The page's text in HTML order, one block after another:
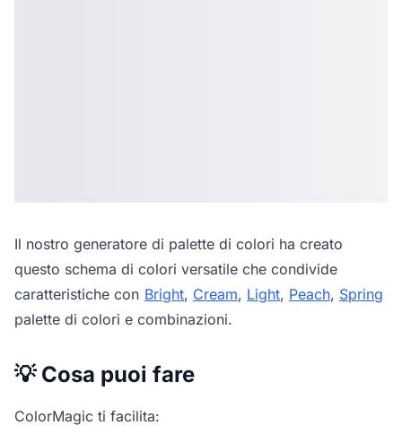
Il nostro generatore di palette di colori ha creato
questo schema di colori versatile che condivide
caratteristiche con Bright, Cream, Light, Peach, Spring
palette di colori e combinazioni.
💡 Cosa puoi fare
ColorMagic ti facilita: